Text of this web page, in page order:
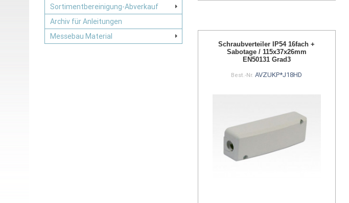
Schraubverteiler IP54 16fach +
Sabotage / 115x37x26mm
EN50131 Grad3
Best.-Nr.AVZUKP*J18HD
Sortimentbereinigung-Abverkauf
Archiv für Anleitungen
Messebau Material